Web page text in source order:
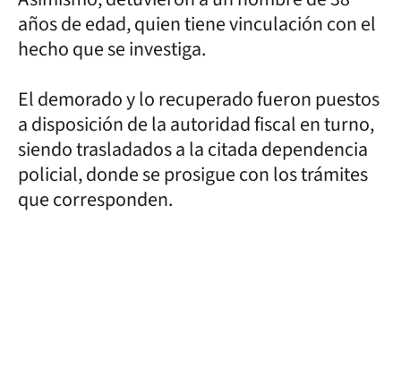
años de edad, quien tiene vinculación con el
hecho que se investiga.
El demorado y lo recuperado fueron puestos
a disposición de la autoridad fiscal en turno,
siendo trasladados a la citada dependencia
policial, donde se prosigue con los trámites
que corresponden.